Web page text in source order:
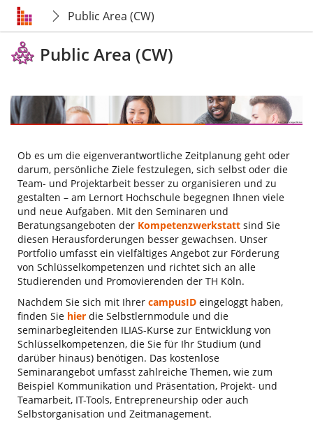
Public Area (CW)
Public Area (CW)
Ob es um die eigenverantwortliche Zeitplanung geht oder
darum, persönliche Ziele festzulegen, sich selbst oder die
Team- und Projektarbeit besser zu organisieren und zu
gestalten – am Lernort Hochschule begegnen Ihnen viele
und neue Aufgaben. Mit den Seminaren und
Beratungsangeboten der Kompetenzwerkstatt sind Sie
diesen Herausforderungen besser gewachsen. Unser
Portfolio umfasst ein vielfältiges Angebot zur Förderung
von Schlüsselkompetenzen und richtet sich an alle
Studierenden und Promovierenden der TH Köln.
Nachdem Sie sich mit Ihrer campusID eingeloggt haben,
finden Sie hier die Selbstlernmodule und die
seminarbegleitenden ILIAS-Kurse zur Entwicklung von
Schlüsselkompetenzen, die Sie für Ihr Studium (und
darüber hinaus) benötigen. Das kostenlose
Seminarangebot umfasst zahlreiche Themen, wie zum
Beispiel Kommunikation und Präsentation, Projekt- und
Teamarbeit, IT-Tools, Entrepreneurship oder auch
Selbstorganisation und Zeitmanagement.